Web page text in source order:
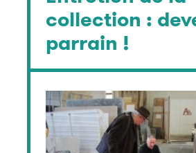
collection :
parrain !